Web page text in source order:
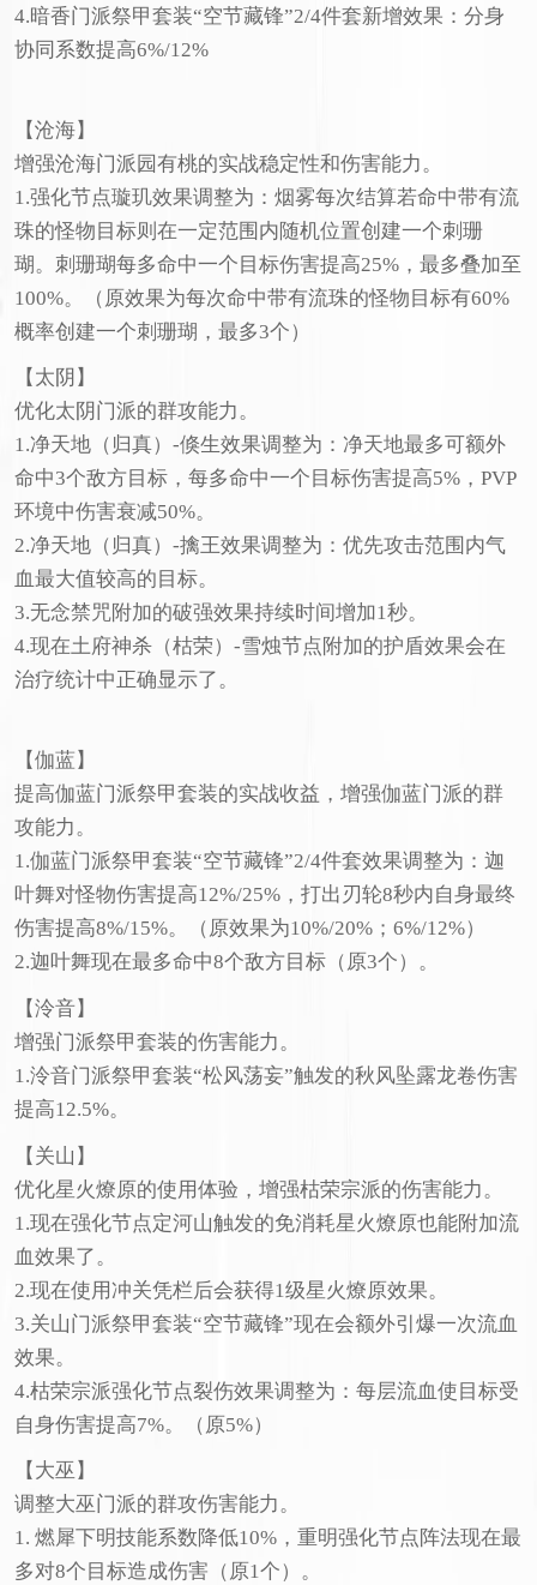
4.暗香门派祭甲套装“空节藏锋”2/4件套新增效果：分身
协同系数提高6%/12%
【沧海】
增强沧海门派园有桃的实战稳定性和伤害能力。
1.强化节点璇玑效果调整为：烟雾每次结算若命中带有流
珠的怪物目标则在一定范围内随机位置创建一个刺珊
瑚。刺珊瑚每多命中一个目标伤害提高25%，最多叠加至
100%。（原效果为每次命中带有流珠的怪物目标有60%
概率创建一个刺珊瑚，最多3个）
【太阴】
优化太阴门派的群攻能力。
1.净天地（归真）-倏生效果调整为：净天地最多可额外
命中3个敌方目标，每多命中一个目标伤害提高5%，PVP
环境中伤害衰减50%。
2.净天地（归真）-擒王效果调整为：优先攻击范围内气
血最大值较高的目标。
3.无念禁咒附加的破强效果持续时间增加1秒。
4.现在土府神杀（枯荣）-雪烛节点附加的护盾效果会在
治疗统计中正确显示了。
【伽蓝】
提高伽蓝门派祭甲套装的实战收益，增强伽蓝门派的群
攻能力。
1.伽蓝门派祭甲套装“空节藏锋”2/4件套效果调整为：迦
叶舞对怪物伤害提高12%/25%，打出刃轮8秒内自身最终
伤害提高8%/15%。（原效果为10%/20%；6%/12%）
2.迦叶舞现在最多命中8个敌方目标（原3个）。
【泠音】
增强门派祭甲套装的伤害能力。
1.泠音门派祭甲套装“松风荡妄”触发的秋风坠露龙卷伤害
提高12.5%。
【关山】
优化星火燎原的使用体验，增强枯荣宗派的伤害能力。
1.现在强化节点定河山触发的免消耗星火燎原也能附加流
血效果了。
2.现在使用冲关凭栏后会获得1级星火燎原效果。
3.关山门派祭甲套装“空节藏锋”现在会额外引爆一次流血
效果。
4.枯荣宗派强化节点裂伤效果调整为：每层流血使目标受
自身伤害提高7%。（原5%）
【大巫】
调整大巫门派的群攻伤害能力。
1. 燃犀下明技能系数降低10%，重明强化节点阵法现在最
多对8个目标造成伤害（原1个）。